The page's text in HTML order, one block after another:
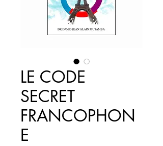
LE CODE
SECRET
FRANCOPHON
E